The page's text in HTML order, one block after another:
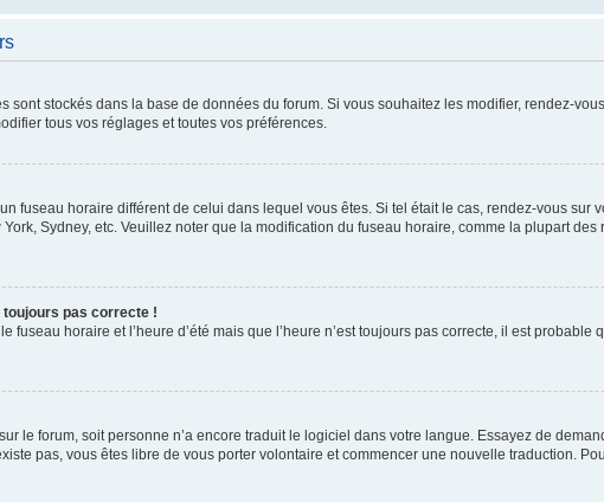
sont stockés dans la base de données du forum. Si vous souhaitez les modifier, rendez-
tous vos réglages et toutes vos préférences.
fuseau horaire différent de celui dans lequel vous êtes. Si tel était le cas, rendez-vous
Sydney, etc. Veuillez noter que la modification du fuseau horaire, comme la plupart des
toujours pas correcte !
fuseau horaire et l’heure d’été mais que l’heure n’est toujours pas correcte, il est
le forum, soit personne n’a encore traduit le logiciel dans votre langue. Essayez de
pas, vous êtes libre de vous porter volontaire et commencer une nouvelle traduction.